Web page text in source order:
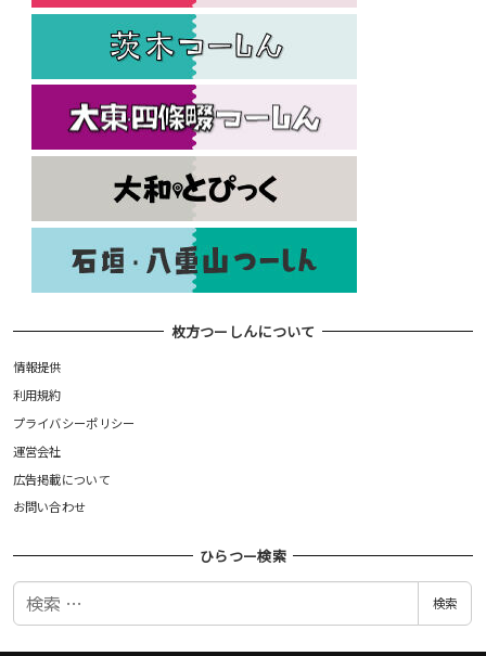
枚方つーしんについて
情報提供
利用規約
プライバシーポリシー
運営会社
広告掲載について
お問い合わせ
ひらつー検索
検
検索